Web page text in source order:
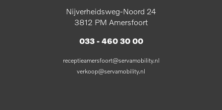
Nijverheidsweg-Noord 24
3812 PM Amersfoort
033 - 460 30 00
receptieamersfoort@servamobility.nl
verkoop@servamobility.nl